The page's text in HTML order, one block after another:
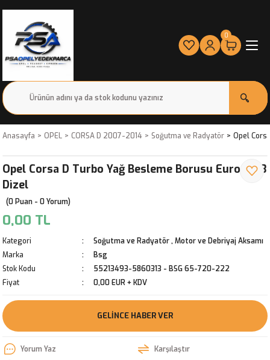
0
Anasayfa OPEL CORSA D 2007-2014 Soğutma ve Radyatör Opel
Opel Corsa D Turbo Yağ Besleme Borusu Euro 5 1,3
Dizel
(0 Puan - 0 Yorum)
0,00 TL
Kategori Soğutma ve Radyatör,Motor ve Debriyaj Aksamı
Marka
Bsg
Stok Kodu
55213493-5860313 - BSG 65-720-222
Fiyat
0,00 EUR + KDV
GELINCE HABER VER
Yorum Yaz
Karşılaştır